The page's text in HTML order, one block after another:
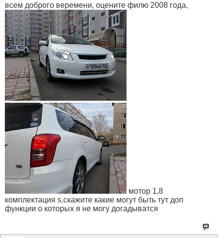
всем доброго веремени, оцените филю 2008 года,
мотор 1,8
комплектация s.скажите какие могут быть тут доп
функции о которых я не могу догадыватся